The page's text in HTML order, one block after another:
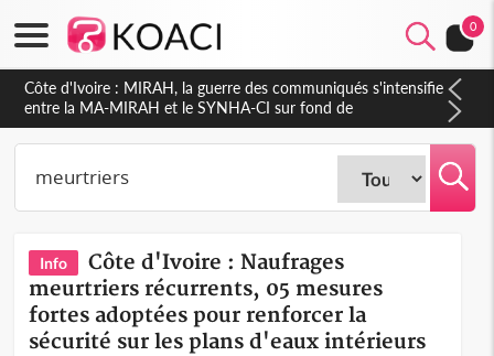
0
Côte d'Ivoire : Indépendance 2026, Thiam plaide pour un
environnement démocratique plus apaisé
Info
Côte d'Ivoire : Naufrages
meurtriers récurrents, 05 mesures
fortes adoptées pour renforcer la
sécurité sur les plans d'eaux intérieurs